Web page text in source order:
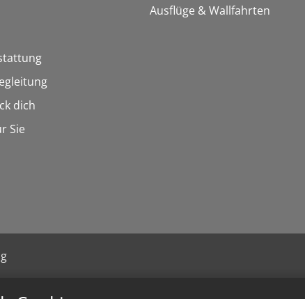
dich
Sie
Ausflüge & Wallfahrten